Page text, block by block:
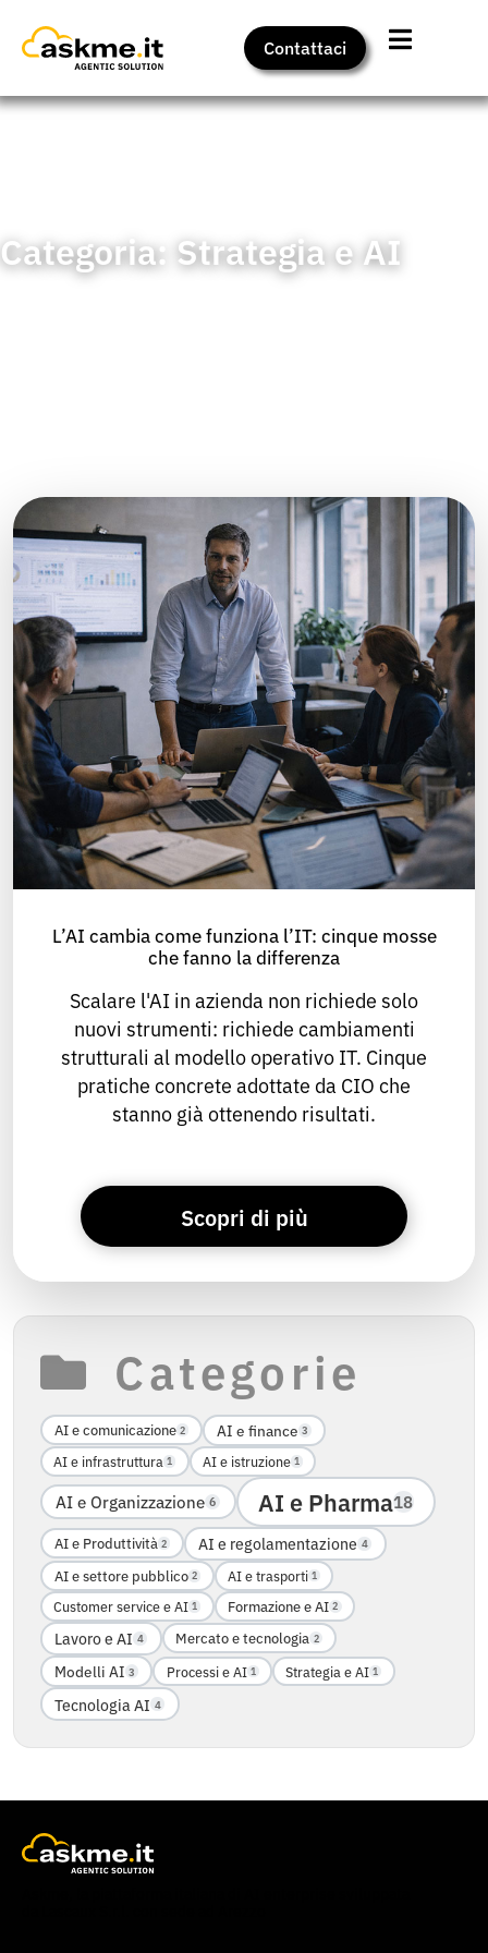
Contattaci
Categoria: Strategia e AI
L’AI cambia come funziona l’IT: cinque mosse
che fanno la differenza
Scalare l'AI in azienda non richiede solo
nuovi strumenti: richiede cambiamenti
strutturali al modello operativo IT. Cinque
pratiche concrete adottate da CIO che
stanno già ottenendo risultati.
Scopri di più
Categorie
AI e comunicazione 2 AI e finance 3
AI e infrastruttura 1 AI e istruzione 1
AI e Organizzazione 6 AI e Pharma18
AI e Produttività 2 AI e regolamentazione 4
AI e settore pubblico 2 AI e trasporti 1
Customer service e AI 1 Formazione e AI 2
Lavoro e AI 4 Mercato e tecnologia 2
Modelli AI 3 Processi e AI 1 Strategia e AI 1
Tecnologia AI 4